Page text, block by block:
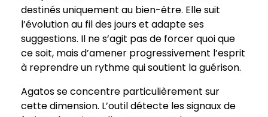
destinés uniquement au bien-être. Elle suit
l’évolution au fil des jours et adapte ses
suggestions. Il ne s’agit pas de forcer quoi que
ce soit, mais d’amener progressivement l’esprit
à reprendre un rythme qui soutient la guérison.
Agatos se concentre particulièrement sur
cette dimension. L’outil détecte les signaux de